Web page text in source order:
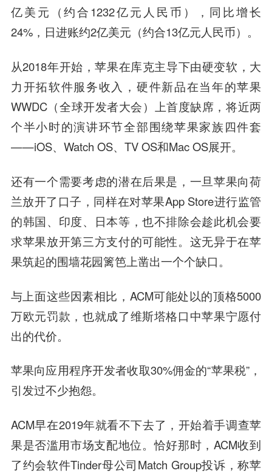
亿美元（约合1232亿元人民币），同比增长
24%，日进账约2亿美元（约合13亿元人民币）。
从2018年开始，苹果在库克主导下由硬变软，大
力开拓软件服务收入，硬件新品在当年的苹果
WWDC（全球开发者大会）上首度缺席，将近两
个半小时的演讲环节全部围绕苹果家族四件套
——iOS、Watch OS、TV OS和Mac OS展开。
还有一个需要考虑的潜在后果是，一旦苹果向荷
兰放开了口子，同样在对苹果App Store进行监管
的韩国、印度、日本等，也不排除会趁此机会要
求苹果放开第三方支付的可能性。 这无异于在苹
果筑起的围墙花园篱笆上凿出一个个缺口。
与上面这些因素相比，ACM可能处以的顶格5000
万欧元罚款，也就成了维斯塔格口中苹果宁愿付
出的代价。
苹果向应用程序开发者收取30%佣金的“苹果税”，
引发过不少抱怨。
ACM早在2019年就看不下去了，开始着手调查苹
果是否滥用市场支配地位。恰好那时，ACM收到
了约会软件Tinder母公司Match Group投诉，称苹